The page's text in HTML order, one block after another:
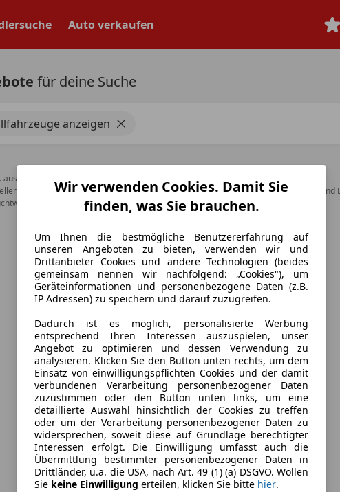
Auto verkaufen
für deine Suche
anzeigen
ausweisbar
für Neufahrzeuge. Je nach Kilometerstand, Fahrverhalten, Batteriealter
deutlich abweichen.
Wir verwenden Cookies. Damit Sie
finden, was Sie brauchen.
Um Ihnen die bestmögliche Benutzererfahrung auf
unseren Angeboten zu bieten, verwenden wir und
Drittanbieter Cookies und andere Technologien (beides
gemeinsam nennen wir nachfolgend: „Cookies"), um
Geräteinformationen und personenbezogene Daten (z.B.
IP Adressen) zu speichern und darauf zuzugreifen.
Dadurch ist es möglich, personalisierte Werbung
entsprechend Ihren Interessen auszuspielen, unser
Angebot zu optimieren und dessen Verwendung zu
analysieren. Klicken Sie den Button unten rechts, um dem
Einsatz von einwilligungspflichten Cookies und der damit
verbundenen Verarbeitung personenbezogener Daten
zuzustimmen oder den Button unten links, um eine
detaillierte Auswahl hinsichtlich der Cookies zu treffen
oder um der Verarbeitung personenbezogener Daten zu
widersprechen, soweit diese auf Grundlage berechtigter
Interessen erfolgt. Die Einwilligung umfasst auch die
Übermittlung bestimmter personenbezogener Daten in
Drittländer, u.a. die USA, nach Art. 49 (1) (a) DSGVO. Wollen
Sie keine Einwilligung erteilen, klicken Sie bitte hier.